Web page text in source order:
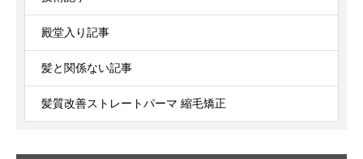
殿堂入り記事
髪と関係ない記事
髪質改善ストレートパーマ 縮毛矯正